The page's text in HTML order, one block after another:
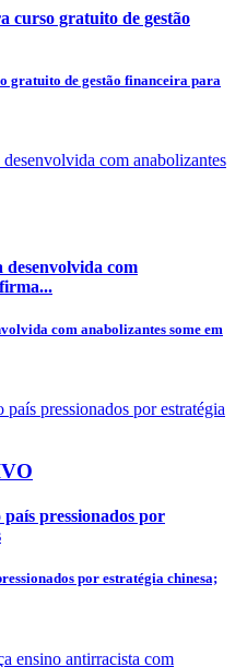
curso gratuito de gestão
gratuito de gestão financeira para
com
com anabolizantes some em
país pressionados por
por estratégia chinesa;